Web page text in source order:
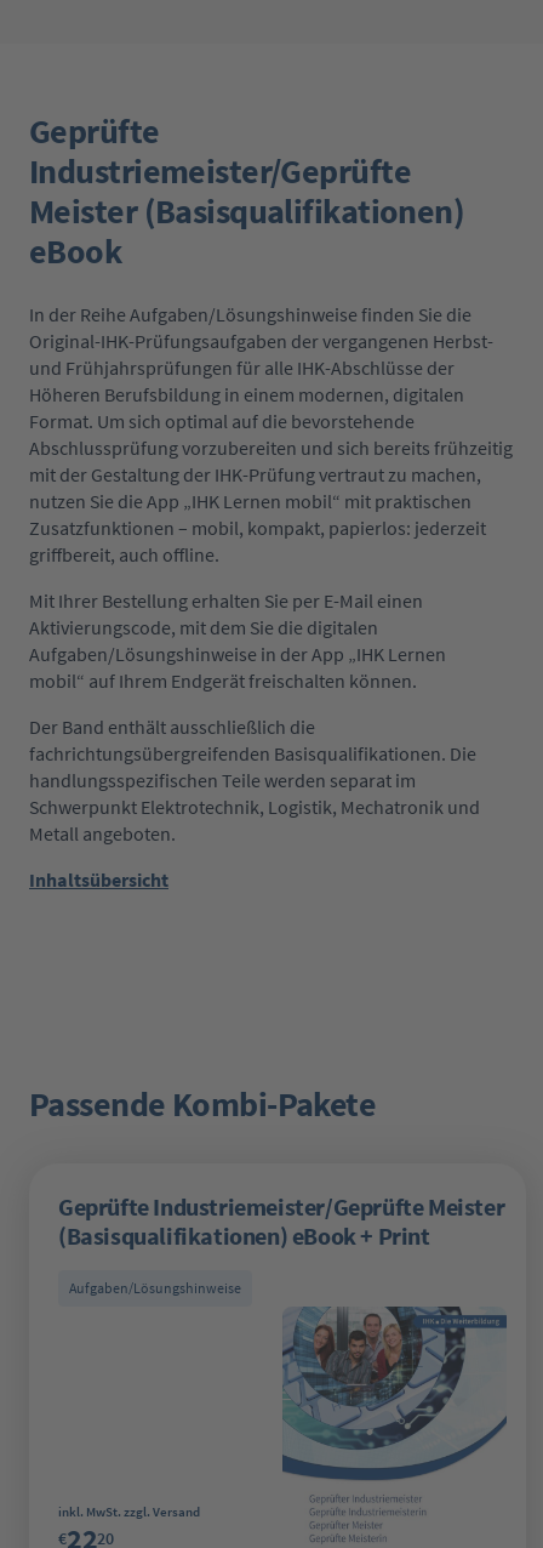
Geprüfte
Industriemeister/Geprüfte
Meister (Basisqualifikationen)
eBook
In der Reihe Aufgaben/Lösungshinweise finden Sie die
Original-IHK-Prüfungsaufgaben der vergangenen Herbst-
und Frühjahrsprüfungen für alle IHK-Abschlüsse der
Höheren Berufsbildung in einem modernen, digitalen
Format. Um sich optimal auf die bevorstehende
Abschlussprüfung vorzubereiten und sich bereits frühzeitig
mit der Gestaltung der IHK-Prüfung vertraut zu machen,
nutzen Sie die App „IHK Lernen mobil“ mit praktischen
Zusatzfunktionen – mobil, kompakt, papierlos: jederzeit
griffbereit, auch offline.
Mit Ihrer Bestellung erhalten Sie per E-Mail einen
Aktivierungscode, mit dem Sie die digitalen
Aufgaben/Lösungshinweise in der App „IHK Lernen
mobil“ auf Ihrem Endgerät freischalten können.
Der Band enthält ausschließlich die
fachrichtungsübergreifenden Basisqualifikationen. Die
handlungsspezifischen Teile werden separat im
Schwerpunkt Elektrotechnik, Logistik, Mechatronik und
Metall angeboten.
Inhaltsübersicht
Produktgalerie überspringen
Passende Kombi-Pakete
Geprüfte Industriemeister/Geprüfte Meister
(Basisqualifikationen) eBook + Print
Aufgaben/Lösungshinweise
Regulärer Preis:
inkl. MwSt. zzgl. Versand
€2220